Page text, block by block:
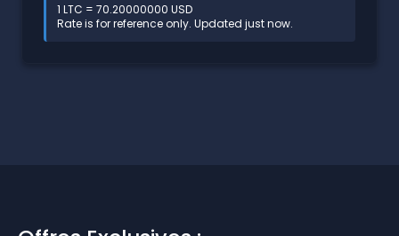
1 LTC = 70.20000000 USD
Rate is for reference only. Updated just now.